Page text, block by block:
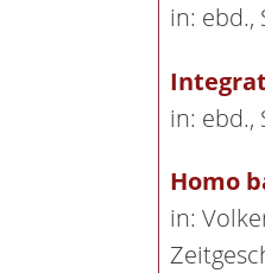
in: ebd.,
in: ebd.,
Homo
in: